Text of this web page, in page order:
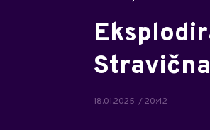
18.01.2025. / 20:42